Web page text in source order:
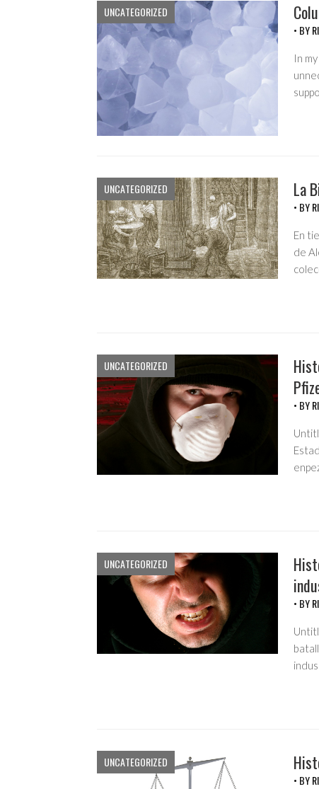
UNCATEGORIZED
• BY
In
UNCATEGORIZED La
• BY
En
de
UNCATEGORIZED
• BY
UNCATEGORIZED
• BY
UNCATEGORIZED
• BY